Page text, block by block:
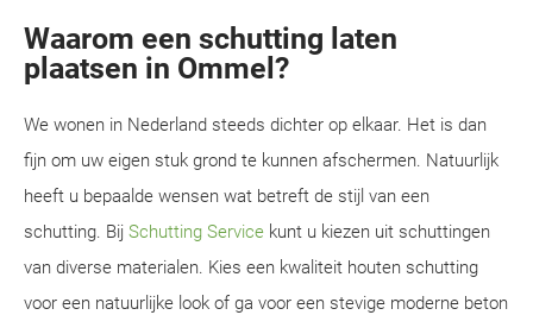
Waarom een schutting laten
plaatsen in Ommel?
We wonen in Nederland steeds dichter op elkaar. Het is dan
fijn om uw eigen stuk grond te kunnen afschermen. Natuurlijk
heeft u bepaalde wensen wat betreft de stijl van een
schutting. Bij Schutting Service kunt u kiezen uit schuttingen
van diverse materialen. Kies een kwaliteit houten schutting
voor een natuurlijke look of ga voor een stevige moderne beton